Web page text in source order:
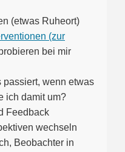
(etwas Ruheort)
(zur
bei mir
passiert, wenn etwas
ich damit um?
Feedback
wechseln
Beobachter in